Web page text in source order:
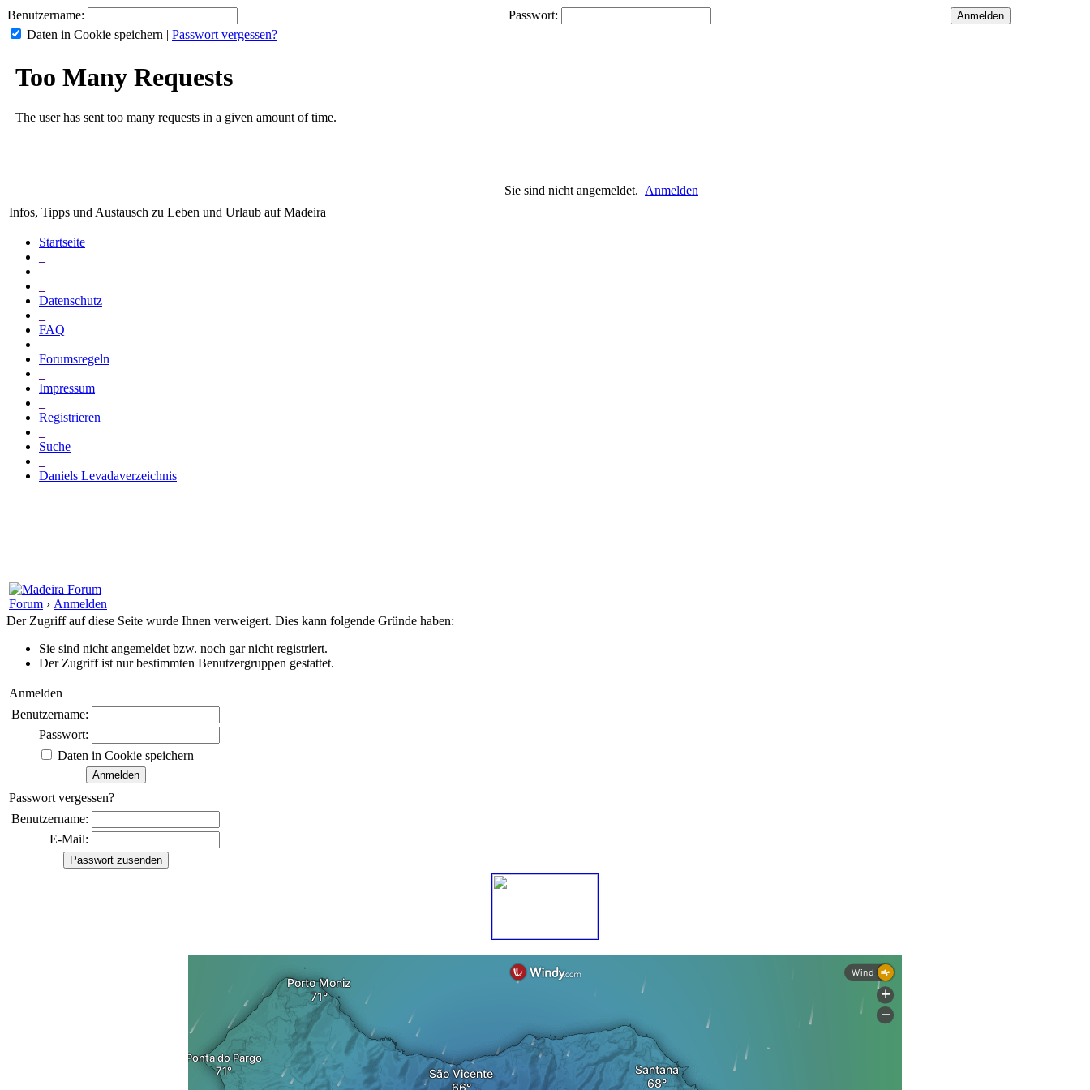
Benutzername:
Passwort:
Daten in Cookie speichern | Passwort vergessen?
Sie sind nicht angemeldet. Anmelden
Infos, Tipps und Austausch zu Leben und Urlaub auf Madeira
Startseite
Datenschutz
FAQ
Forumsregeln
Impressum
Registrieren
Suche
Daniels Levadaverzeichnis
Forum › Anmelden
Der Zugriff auf diese Seite wurde Ihnen verweigert. Dies kann folgende Gründe haben:
Sie sind nicht angemeldet bzw. noch gar nicht registriert.
Der Zugriff ist nur bestimmten Benutzergruppen gestattet.
Anmelden
Benutzername:
Passwort:
Daten in Cookie speichern
Passwort vergessen?
Benutzername:
E-Mail: